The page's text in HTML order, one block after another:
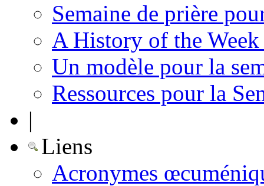
Semaine de prière
A History of the
Un modèle pour la
Ressources pour la
|
Liens
Acronymes